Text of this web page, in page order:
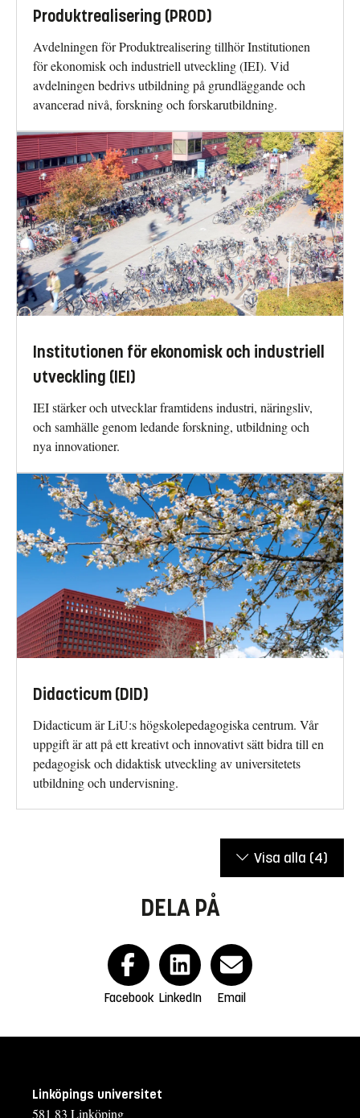
Produktrealisering (PROD)
Avdelningen för Produktrealisering tillhör Institutionen
för ekonomisk och industriell utveckling (IEI). Vid
avdelningen bedrivs utbildning på grundläggande och
avancerad nivå, forskning och forskarutbildning.
Institutionen för ekonomisk och industriell
utveckling (IEI)
IEI stärker och utvecklar framtidens industri, näringsliv,
och samhälle genom ledande forskning, utbildning och
nya innovationer.
Didacticum (DID)
Didacticum är LiU:s högskolepedagogiska centrum. Vår
uppgift är att på ett kreativt och innovativt sätt bidra till en
pedagogisk och didaktisk utveckling av universitetets
utbildning och undervisning.
Visa alla (4)
DELA PÅ
Facebook LinkedIn Email
Linköpings universitet
581 83 Linköping